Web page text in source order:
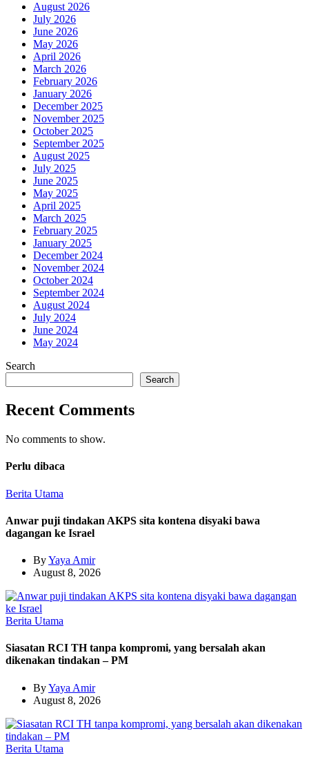
August 2026
July 2026
June 2026
May 2026
April 2026
March 2026
February 2026
January 2026
December 2025
November 2025
October 2025
September 2025
August 2025
July 2025
June 2025
May 2025
April 2025
March 2025
February 2025
January 2025
December 2024
November 2024
October 2024
September 2024
August 2024
July 2024
June 2024
May 2024
Search
Search
Recent Comments
No comments to show.
Perlu dibaca
Berita Utama
Anwar puji tindakan AKPS sita kontena disyaki bawa
dagangan ke Israel
ByYaya Amir
August 8, 2026
Berita Utama
Siasatan RCI TH tanpa kompromi, yang bersalah akan
dikenakan tindakan – PM
ByYaya Amir
August 8, 2026
Berita Utama